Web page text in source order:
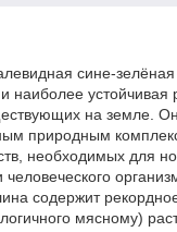
сине-
наиболее устойчивая
на земле.
природным
необходимых для
человеческого
содержит
мясному)